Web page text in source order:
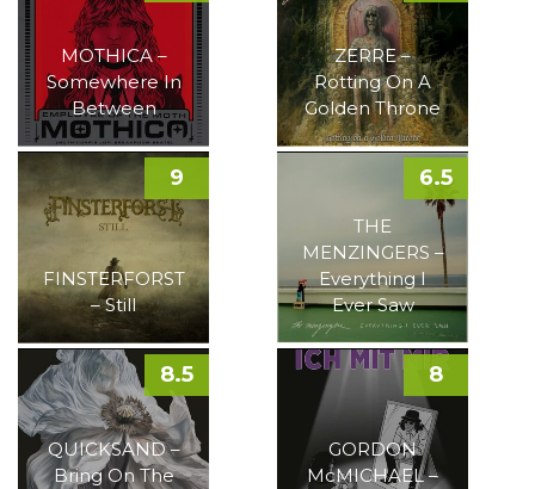
MOTHICA –
Somewhere In
Between
ZERRE –
Rotting On A
Golden Throne
FINSTERFORST
– Still
9
THE
MENZINGERS –
Everything I
Ever Saw
6.5
QUICKSAND –
Bring On The
8.5
GORDON
McMICHAEL –
8